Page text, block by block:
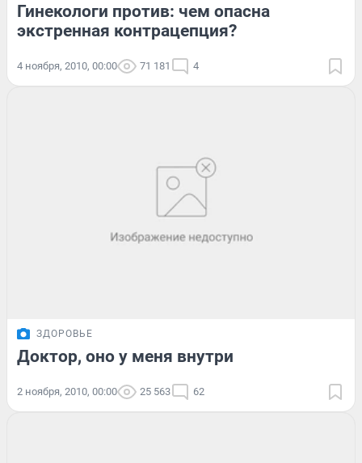
Гинекологи против: чем опасна
экстренная контрацепция?
4 ноября, 2010, 00:00 71 181 4
ЗДОРОВЬЕ
Доктор, оно у меня внутри
2 ноября, 2010, 00:00 25 563 62